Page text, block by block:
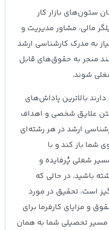
ستون‌های بازار کار
مالی، مشاور مدیریت و
به مدرک کارشناسی ارشد
منجر به حقوق‌های قابل
شوند.
بالاترین پاداش‌های
علایق شخصی و اهداف
ارشد در هر رشته‌ای
شما باز کند و با
شغلی پُر‌فایده و
باشید، در حالی که
است، تحقیق در مورد
و مزایای کارفرما برای
مسیر تحصیلی شما به همان